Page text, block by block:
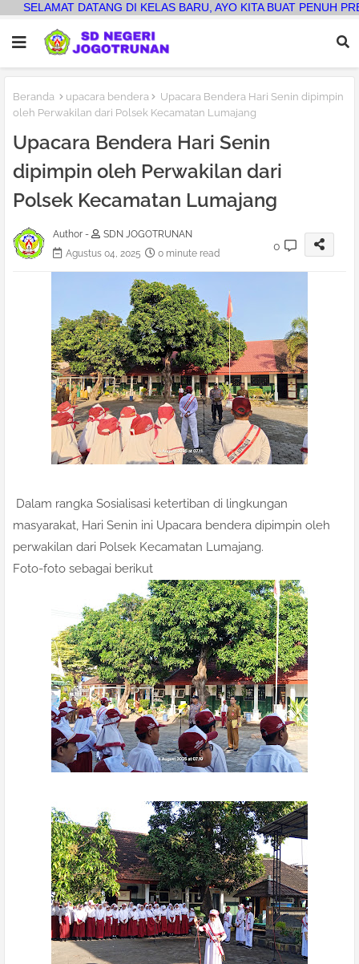
DI KELAS BARU, AYO KITA BUAT PENUH PRESTASI
Beranda upacara bendera
Upacara Bendera Hari Senin dipimpin
oleh Perwakilan dari Polsek Kecamatan Lumajang
Upacara Bendera Hari Senin
dipimpin oleh Perwakilan dari
Polsek Kecamatan Lumajang
Author -
SDN JOGOTRUNAN
Agustus 04, 2025
0 minute read
0
Dalam rangka Sosialisasi ketertiban di lingkungan
masyarakat, Hari Senin ini Upacara bendera dipimpin oleh
perwakilan dari Polsek Kecamatan Lumajang.
Foto-foto sebagai berikut